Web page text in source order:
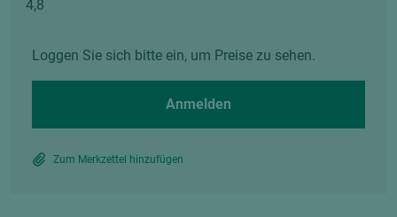
Loggen Sie sich bitte ein, um Preise zu sehen.
Anmelden
Zum Merkzettel hinzufügen